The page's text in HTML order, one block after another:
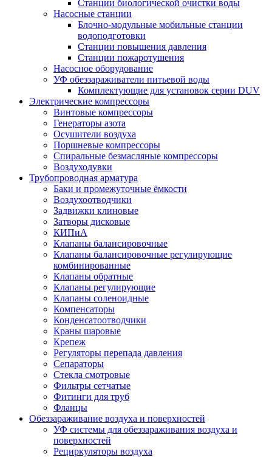
Станции биологической очистки воды
Насосные станции
Блочно-модульные мобильные станции
водоподготовки
Станции повышения давления
Станции пожаротушения
Насосное оборудование
УФ обеззараживатели питьевой воды
Комплектующие для установок серии DUV
Электрические компрессоры
Винтовые компрессоры
Генераторы азота
Осушители воздуха
Поршневые компрессоры
Спиральные безмасляные компрессоры
Воздуходувки
Трубопроводная арматура
Баки и промежуточные ёмкости
Воздухоотводчики
Задвижки клиновые
Затворы дисковые
КИПиА
Клапаны балансировочные
Клапаны балансировочные регулирующие
комбинированные
Клапаны обратные
Клапаны регулирующие
Клапаны соленоидные
Компенсаторы
Конденсатоотводчики
Краны шаровые
Крепеж
Регуляторы перепада давления
Сепараторы
Стекла смотровые
Фильтры сетчатые
Фитинги для труб
Фланцы
Обеззараживание воздуха и поверхностей
УФ системы для обеззараживания воздуха и
поверхностей
Рециркуляторы воздуха